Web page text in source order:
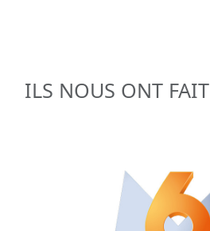
ILS NOUS ONT FAIT